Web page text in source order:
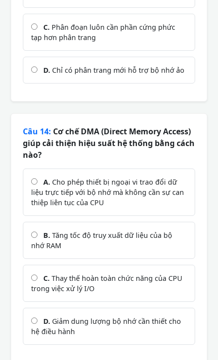
C. Phân đoạn luôn cần phần cứng phức
tạp hơn phân trang
D. Chỉ có phân trang mới hỗ trợ bộ nhớ ảo
Câu 14: Cơ chế DMA (Direct Memory Access)
giúp cải thiện hiệu suất hệ thống bằng cách
nào?
A. Cho phép thiết bị ngoại vi trao đổi dữ
liệu trực tiếp với bộ nhớ mà không cần sự can
thiệp liên tục của CPU
B. Tăng tốc độ truy xuất dữ liệu của bộ
nhớ RAM
C. Thay thế hoàn toàn chức năng của CPU
trong việc xử lý I/O
D. Giảm dung lượng bộ nhớ cần thiết cho
hệ điều hành